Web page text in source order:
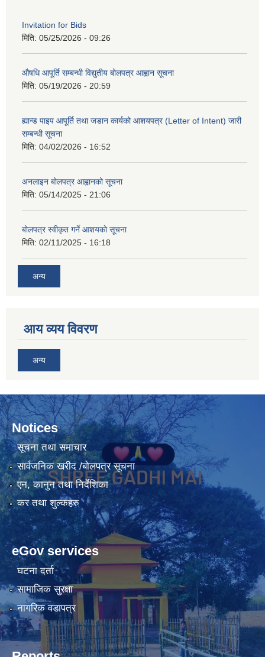
Invitation for Bids
मिति: 05/25/2026 - 09:26
औषधि आपूर्ति सम्बन्धी विद्युतीय बोलपत्र आह्वान सूचना
मिति: 05/19/2026 - 20:59
ह्यान्ड पाइप आपूर्ति तथा जडान कार्यको आशयपत्र (Letter of Intent) जारी
सम्बन्धी सूचना
मिति: 04/02/2026 - 16:52
अनलाइन बोलपत्र आह्वानको सूचना
मिति: 05/14/2025 - 21:06
बोलपत्र स्वीकृत गर्ने आशयकाे सूचना
मिति: 02/11/2025 - 16:18
अन्य
आय व्यय विवरण
अन्य
Notices
सूचना तथा समाचार
सार्वजनिक खरीद /बोलपत्र सूचना
एन, कानुन तथा निर्देशिका
कर तथा शुल्कहरु
eGov services
घटना दर्ता
सामाजिक सुरक्षा
नागरिक वडापत्र